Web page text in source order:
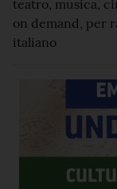
teatro, musica,
on demand, per
italiano